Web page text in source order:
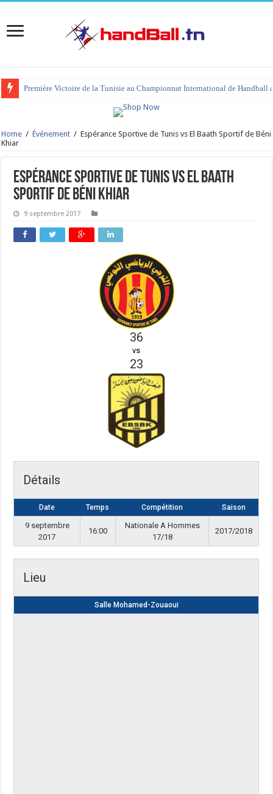
Première Victoire de la Tunisie au Championnat International de Handball
Home / Événement / Espérance Sportive de Tunis vs El Baath Sportif de Béni
Khiar
Espérance Sportive de Tunis vs El Baath
Sportif de Béni Khiar
9 septembre 2017
36
vs
23
Détails
Date Temps Compétition Saison
9 septembre
2017
16:00
Nationale A Hommes
17/18
2017/2018
Lieu
Salle Mohamed-Zouaoui